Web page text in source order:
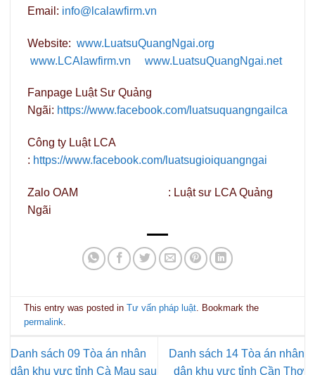
Email: info@lcalawfirm.vn
Website: www.LuatsuQuangNgai.org
www.LCAlawfirm.vn
www.LuatsuQuangNgai.net
Fanpage Luật Sư Quảng
Ngãi: https://www.facebook.com/luatsuquangngailca
Công ty Luật LCA
: https://www.facebook.com/luatsugioiquangngai
Zalo OAM : Luật sư LCA Quảng
Ngãi
This entry was posted inTư vấn pháp luật. Bookmark the
permalink.
Danh sách 09 Tòa án nhân
dân khu vực tỉnh Cà Mau sau
Danh sách 14 Tòa án nhân
dân khu vực tỉnh Cần Thơ